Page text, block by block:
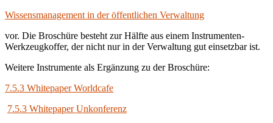
Wissensmanagement in der öffentlichen Verwaltung
vor. Die Broschüre besteht zur Hälfte aus einem Instrumenten-
Werkzeugkoffer, der nicht nur in der Verwaltung gut einsetzbar ist.
Weitere Instrumente als Ergänzung zu der Broschüre:
7.5.3 Whitepaper Worldcafe
7.5.3 Whitepaper Unkonferenz